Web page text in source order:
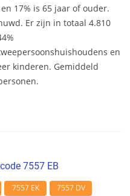
17% is 65 jaar of ouder.
Er zijn in totaal 4.810
en
kinderen. Gemiddeld
7557 EB
7557 EK
7557 DV